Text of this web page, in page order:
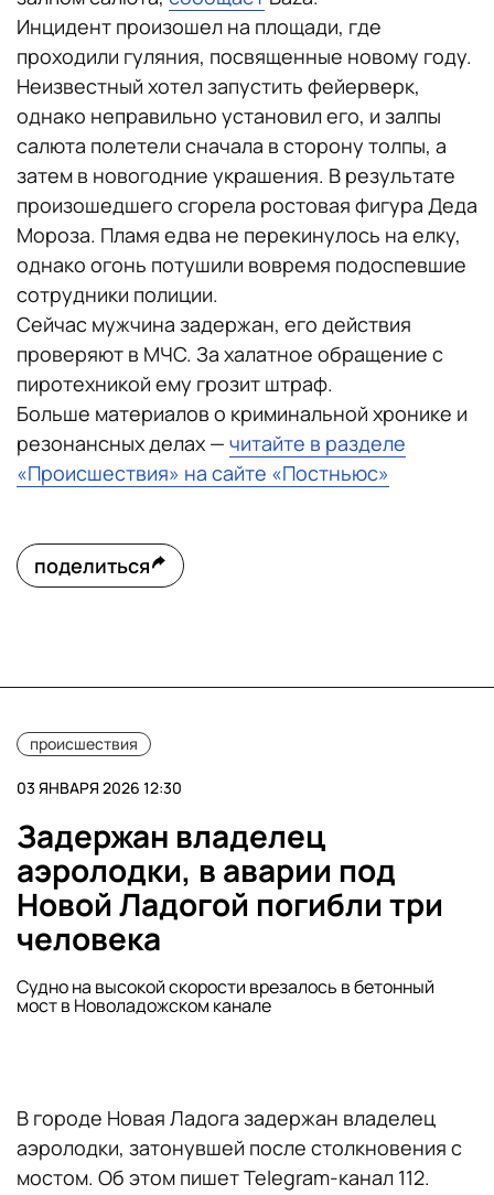
Инцидент произошел на площади, где
проходили гуляния, посвященные новому году.
Неизвестный хотел запустить фейерверк,
однако неправильно установил его, и залпы
салюта полетели сначала в сторону толпы, а
затем в новогодние украшения. В результате
произошедшего сгорела ростовая фигура Деда
Мороза. Пламя едва не перекинулось на елку,
однако огонь потушили вовремя подоспевшие
сотрудники полиции.
Сейчас мужчина задержан, его действия
проверяют в МЧС. За халатное обращение с
пиротехникой ему грозит штраф.
Больше материалов о криминальной хронике и
резонансных делах — читайте в разделе
«Происшествия» на сайте «Постньюс»
поделиться
происшествия
03 ЯНВАРЯ 2026 12:30
Задержан владелец
аэролодки, в аварии под
Новой Ладогой погибли три
человека
Судно на высокой скорости врезалось в бетонный
мост в Новоладожском канале
В городе Новая Ладога задержан владелец
аэролодки, затонувшей после столкновения с
мостом. Об этом пишет Telegram-канал 112.